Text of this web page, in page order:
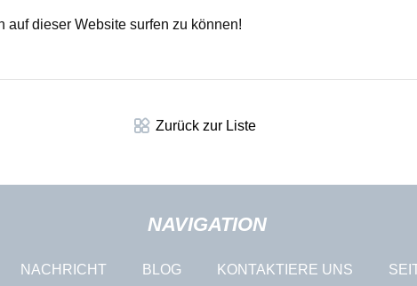
auf dieser Website surfen zu können!
Zurück zur Liste
NAVIGATION
NACHRICHT BLOG KONTAKTIERE UNS